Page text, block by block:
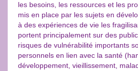
les besoins, les ressources et les
mis en place par les sujets en
à des expériences de vie les
portent principalement sur des
risques de vulnérabilité importants
personnels en lien avec la santé
développement, vieillissement,